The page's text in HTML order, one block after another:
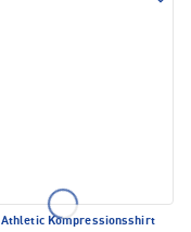
Athletic Kompressionsshirt